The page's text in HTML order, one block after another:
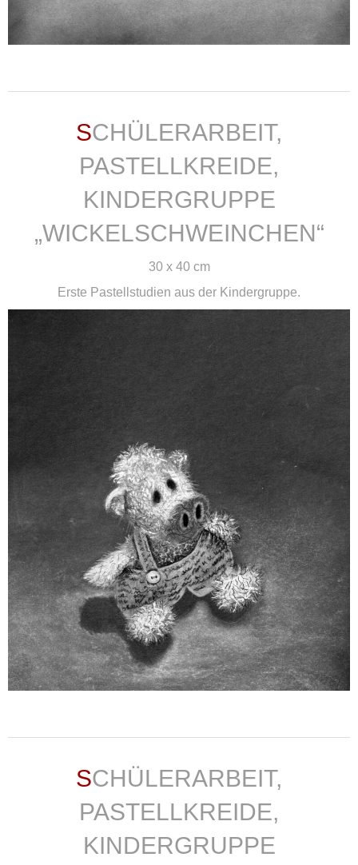
SCHÜLERARBEIT,
PASTELLKREIDE,
KINDERGRUPPE
„WICKELSCHWEINCHEN“
30 x 40 cm
Erste Pastellstudien aus der Kindergruppe.
SCHÜLERARBEIT,
PASTELLKREIDE,
KINDERGRUPPE